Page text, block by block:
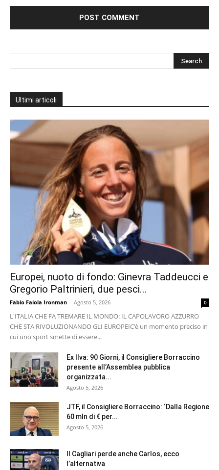
Ultimi articoli
Europei, nuoto di fondo: Ginevra Taddeucci e
Gregorio Paltrinieri, due pesci...
Fabio Faiola Ironman - Agosto 5, 2026 0
L'ITALIA CHE FA TREMARE IL MONDO: IL CAPOLAVORO AZZURRO
CHE STA RIVOLUZIONANDO GLI EUROPEI ​C’è un momento preciso in
cui uno sport smette di essere...
Ex Ilva: 90 Giorni, il Consigliere Borraccino
presente all’Assemblea pubblica
organizzata...
Agosto 5, 2026
JTF, il Consigliere Borraccino: ‘Dalla Regione
60 mln di € per...
Agosto 5, 2026
Il Cagliari perde anche Carlos, ecco
l’alternativa